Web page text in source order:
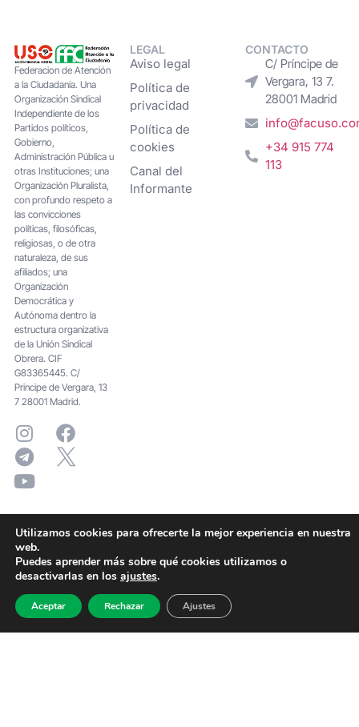
Federacion de Atención
a la Ciudadanía. Una
Organización Sindical
Independiente de los
Partidos políticos,
Gobierno,
Administración Pública u
otras Instituciones; una
Organización Pluralista,
con profundo respeto a
las convicciones
políticas, filosóficas,
religiosas, o de otra
naturaleza, de sus
afiliados; una
Organización
Democrática y
Autónoma dentro la
estructura organizativa
de la Unión Sindical
Obrera. CIF
G83365445. C/
Principe de Vergara, 13
7 28001 Madrid.
LEGAL
Aviso legal
Política de
privacidad
Política de
cookies
Canal del
Informante
CONTACTO
C/ Príncipe de
Vergara, 13 7.
28001 Madrid
+34 915 774
113
Utilizamos cookies para ofrecerte la mejor experiencia en nuestra
web.
Puedes aprender más sobre qué cookies utilizamos o
desactivarlas en los ajustes.
Aceptar Rechazar Ajustes